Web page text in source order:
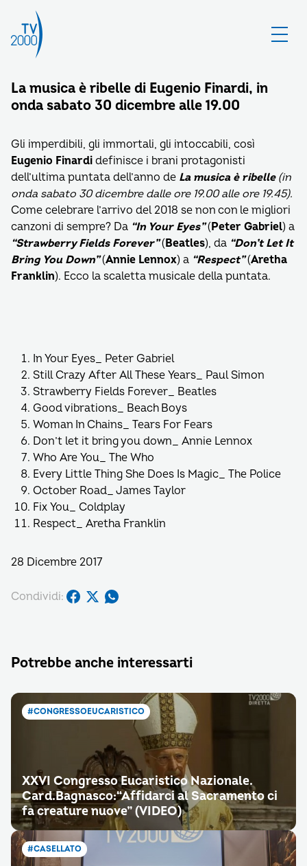
La musica è ribelle di Eugenio Finardi, in
onda sabato 30 dicembre alle 19.00
Gli imperdibili, gli immortali, gli intoccabili, così
Eugenio Finardi definisce i brani protagonisti
dell’ultima puntata dell’anno de La musica è ribelle (in
onda sabato 30 dicembre dalle ore 19.00 alle ore 19.45).
Come celebrare l’arrivo del 2018 se non con le migliori
canzoni di sempre? Da “In Your Eyes”(Peter Gabriel) a
“Strawberry Fields Forever”(Beatles), da “Don’t Let It
Bring You Down”(Annie Lennox) a “Respect”(Aretha
Franklin). Ecco la scaletta musicale della puntata.
In Your Eyes_ Peter Gabriel
Still Crazy After All These Years_ Paul Simon
Strawberry Fields Forever_ Beatles
Good vibrations_ Beach Boys
Woman In Chains_ Tears For Fears
Don’t let it bring you down_ Annie Lennox
Who Are You_ The Who
Every Little Thing She Does Is Magic_ The Police
October Road_ James Taylor
Fix You_ Coldplay
Respect_ Aretha Franklin
28 Dicembre 2017
Condividi:
Potrebbe anche interessarti
#CONGRESSOEUCARISTICO
XXVI Congresso Eucaristico Nazionale.
Card.Bagnasco:“Affidarci al Sacramento ci
fa creature nuove” (VIDEO)
#CASELLATO